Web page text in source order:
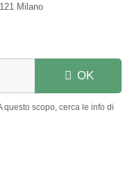
Milano
OK
questo scopo, cerca le info di